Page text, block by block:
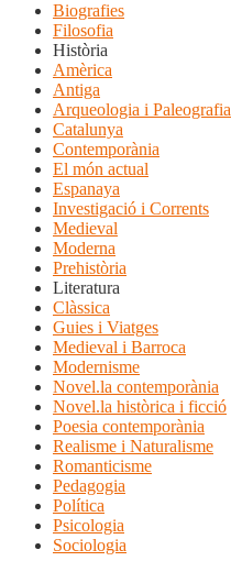
Biografies
Filosofia
Història
Amèrica
Antiga
Arqueologia i Paleografia
Catalunya
Contemporània
El món actual
Espanaya
Investigació i Corrents
Medieval
Moderna
Prehistòria
Literatura
Clàssica
Guies i Viatges
Medieval i Barroca
Modernisme
Novel.la contemporània
Novel.la històrica i ficció
Poesia contemporània
Realisme i Naturalisme
Romanticisme
Pedagogia
Política
Psicologia
Sociologia